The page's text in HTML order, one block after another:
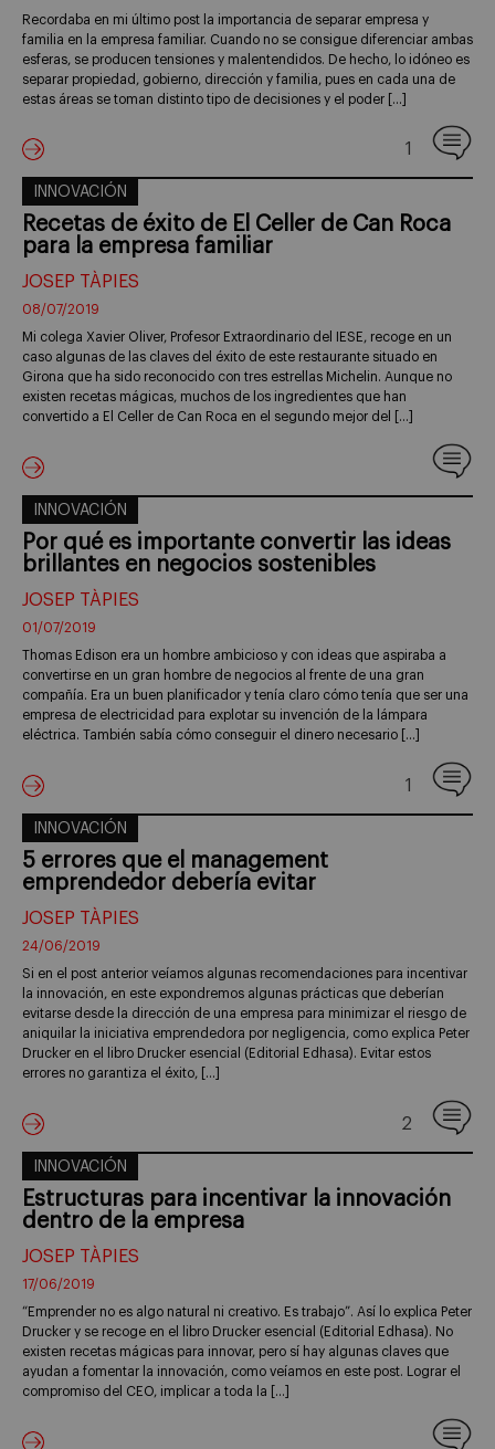
Recordaba en mi último post la importancia de separar empresa y
familia en la empresa familiar. Cuando no se consigue diferenciar ambas
esferas, se producen tensiones y malentendidos. De hecho, lo idóneo es
separar propiedad, gobierno, dirección y familia, pues en cada una de
estas áreas se toman distinto tipo de decisiones y el poder […]
1
INNOVACIÓN
Recetas de éxito de El Celler de Can Roca
para la empresa familiar
JOSEP TÀPIES
08/07/2019
Mi colega Xavier Oliver, Profesor Extraordinario del IESE, recoge en un
caso algunas de las claves del éxito de este restaurante situado en
Girona que ha sido reconocido con tres estrellas Michelin. Aunque no
existen recetas mágicas, muchos de los ingredientes que han
convertido a El Celler de Can Roca en el segundo mejor del […]
INNOVACIÓN
Por qué es importante convertir las ideas
brillantes en negocios sostenibles
JOSEP TÀPIES
01/07/2019
Thomas Edison era un hombre ambicioso y con ideas que aspiraba a
convertirse en un gran hombre de negocios al frente de una gran
compañía. Era un buen planificador y tenía claro cómo tenía que ser una
empresa de electricidad para explotar su invención de la lámpara
eléctrica. También sabía cómo conseguir el dinero necesario […]
1
INNOVACIÓN
5 errores que el management
emprendedor debería evitar
JOSEP TÀPIES
24/06/2019
Si en el post anterior veíamos algunas recomendaciones para incentivar
la innovación, en este expondremos algunas prácticas que deberían
evitarse desde la dirección de una empresa para minimizar el riesgo de
aniquilar la iniciativa emprendedora por negligencia, como explica Peter
Drucker en el libro Drucker esencial (Editorial Edhasa). Evitar estos
errores no garantiza el éxito, […]
2
INNOVACIÓN
Estructuras para incentivar la innovación
dentro de la empresa
JOSEP TÀPIES
17/06/2019
“Emprender no es algo natural ni creativo. Es trabajo”. Así lo explica Peter
Drucker y se recoge en el libro Drucker esencial (Editorial Edhasa). No
existen recetas mágicas para innovar, pero sí hay algunas claves que
ayudan a fomentar la innovación, como veíamos en este post. Lograr el
compromiso del CEO, implicar a toda la […]